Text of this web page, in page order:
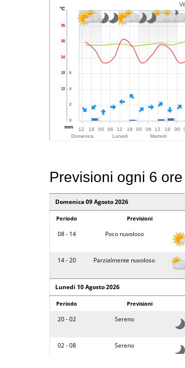
°C
mm
12
Domenica
18 00 06
12
Lunedi
18 00 06
12
Martedi
18 00
12
18
24
30
36
0
2
4
6
Previsioni ogni 6 ore
Domenica 09 Agosto 2026
Periodo Previsioni
08 - 14 Poco nuvoloso
14 - 20 Parzialmente nuvoloso
Lunedi 10 Agosto 2026
Periodo Previsioni
20 - 02 Sereno
02 - 08 Sereno